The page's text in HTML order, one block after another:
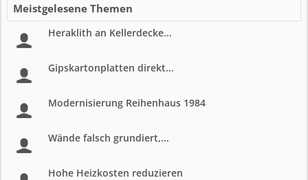
Meistgelesene Themen
Heraklith an Kellerdecke...
Gipskartonplatten direkt...
Modernisierung Reihenhaus 1984
Wände falsch grundiert,...
Hohe Heizkosten reduzieren